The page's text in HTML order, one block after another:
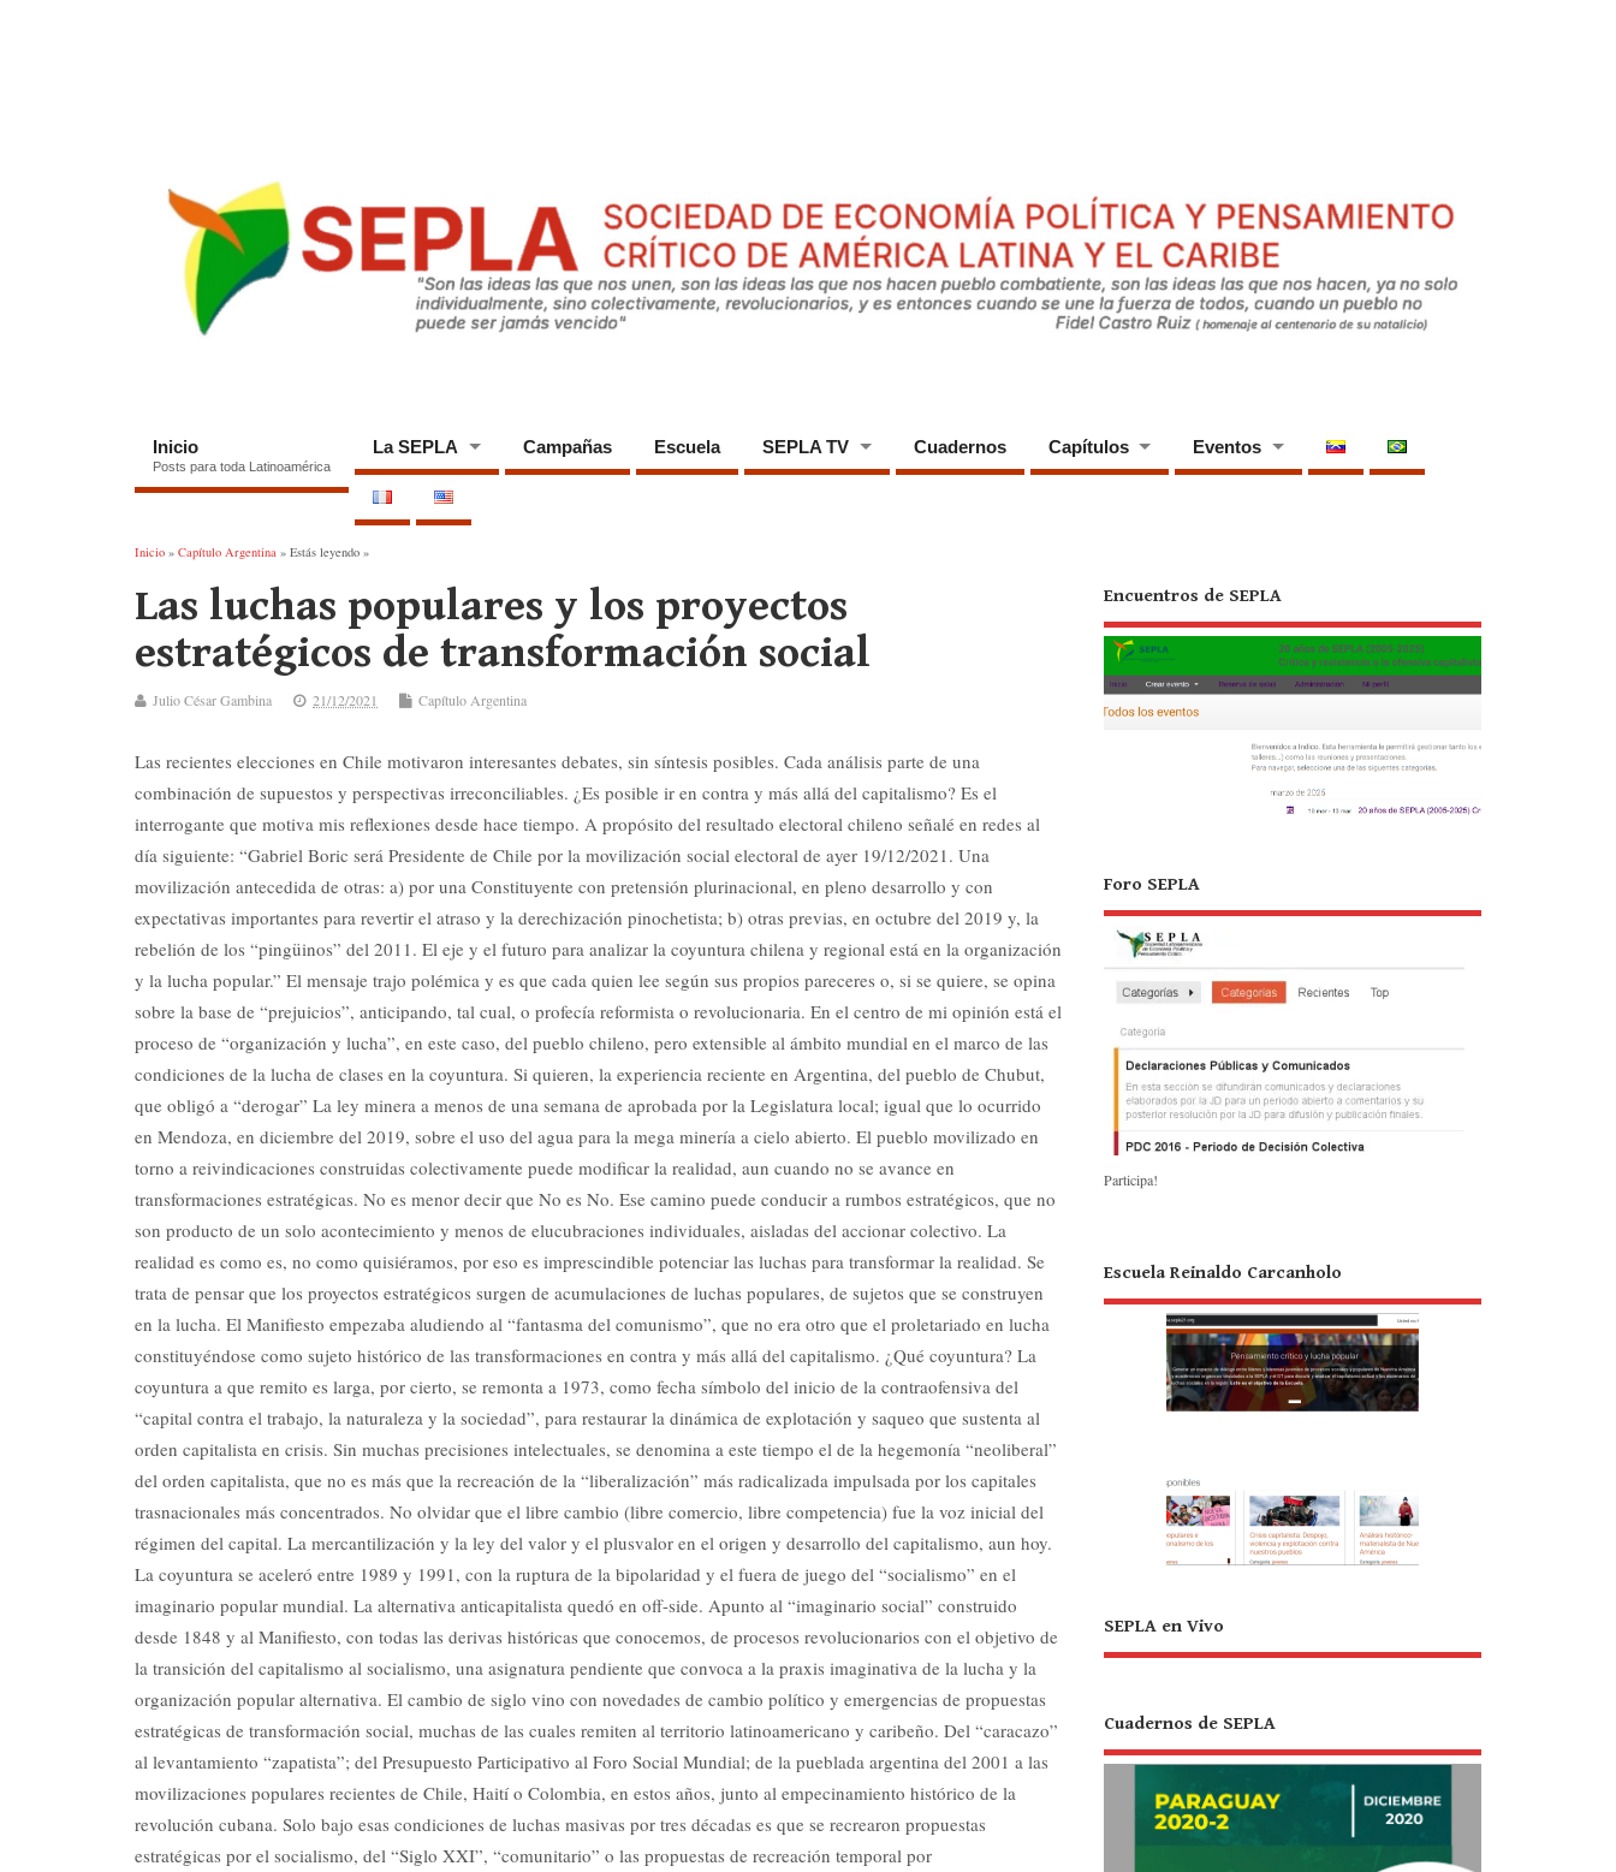
Inicio
Posts para toda Latinoamérica
La SEPLA Campañas Escuela SEPLA TV Cuadernos Capítulos Eventos
Inicio » Capítulo Argentina » Estás leyendo »
Las luchas populares y los proyectos
estratégicos de transformación social
Julio César Gambina 21/12/2021 Capítulo Argentina
Las recientes elecciones en Chile motivaron interesantes debates, sin síntesis posibles. Cada análisis parte de una
combinación de supuestos y perspectivas irreconciliables. ¿Es posible ir en contra y más allá del capitalismo? Es el
interrogante que motiva mis reflexiones desde hace tiempo. A propósito del resultado electoral chileno señalé en redes al
día siguiente: “Gabriel Boric será Presidente de Chile por la movilización social electoral de ayer 19/12/2021. Una
movilización antecedida de otras: a) por una Constituyente con pretensión plurinacional, en pleno desarrollo y con
expectativas importantes para revertir el atraso y la derechización pinochetista; b) otras previas, en octubre del 2019 y, la
rebelión de los “pingüinos” del 2011. El eje y el futuro para analizar la coyuntura chilena y regional está en la organización
y la lucha popular.” El mensaje trajo polémica y es que cada quien lee según sus propios pareceres o, si se quiere, se opina
sobre la base de “prejuicios”, anticipando, tal cual, o profecía reformista o revolucionaria. En el centro de mi opinión está el
proceso de “organización y lucha”, en este caso, del pueblo chileno, pero extensible al ámbito mundial en el marco de las
condiciones de la lucha de clases en la coyuntura. Si quieren, la experiencia reciente en Argentina, del pueblo de Chubut,
que obligó a “derogar” La ley minera a menos de una semana de aprobada por la Legislatura local; igual que lo ocurrido
en Mendoza, en diciembre del 2019, sobre el uso del agua para la mega minería a cielo abierto. El pueblo movilizado en
torno a reivindicaciones construidas colectivamente puede modificar la realidad, aun cuando no se avance en
transformaciones estratégicas. No es menor decir que No es No. Ese camino puede conducir a rumbos estratégicos, que no
son producto de un solo acontecimiento y menos de elucubraciones individuales, aisladas del accionar colectivo. La
realidad es como es, no como quisiéramos, por eso es imprescindible potenciar las luchas para transformar la realidad. Se
trata de pensar que los proyectos estratégicos surgen de acumulaciones de luchas populares, de sujetos que se construyen
en la lucha. El Manifiesto empezaba aludiendo al “fantasma del comunismo”, que no era otro que el proletariado en lucha
constituyéndose como sujeto histórico de las transformaciones en contra y más allá del capitalismo. ¿Qué coyuntura? La
coyuntura a que remito es larga, por cierto, se remonta a 1973, como fecha símbolo del inicio de la contraofensiva del
“capital contra el trabajo, la naturaleza y la sociedad”, para restaurar la dinámica de explotación y saqueo que sustenta al
orden capitalista en crisis. Sin muchas precisiones intelectuales, se denomina a este tiempo el de la hegemonía “neoliberal”
del orden capitalista, que no es más que la recreación de la “liberalización” más radicalizada impulsada por los capitales
trasnacionales más concentrados. No olvidar que el libre cambio (libre comercio, libre competencia) fue la voz inicial del
régimen del capital. La mercantilización y la ley del valor y el plusvalor en el origen y desarrollo del capitalismo, aun hoy.
La coyuntura se aceleró entre 1989 y 1991, con la ruptura de la bipolaridad y el fuera de juego del “socialismo” en el
imaginario popular mundial. La alternativa anticapitalista quedó en off-side. Apunto al “imaginario social” construido
desde 1848 y al Manifiesto, con todas las derivas históricas que conocemos, de procesos revolucionarios con el objetivo de
la transición del capitalismo al socialismo, una asignatura pendiente que convoca a la praxis imaginativa de la lucha y la
organización popular alternativa. El cambio de siglo vino con novedades de cambio político y emergencias de propuestas
estratégicas de transformación social, muchas de las cuales remiten al territorio latinoamericano y caribeño. Del “caracazo”
al levantamiento “zapatista”; del Presupuesto Participativo al Foro Social Mundial; de la pueblada argentina del 2001 a las
movilizaciones populares recientes de Chile, Haití o Colombia, en estos años, junto al empecinamiento histórico de la
revolución cubana. Solo bajo esas condiciones de luchas masivas por tres décadas es que se recrearon propuestas
estratégicas por el socialismo, del “Siglo XXI”, “comunitario” o las propuestas de recreación temporal por
Encuentros de SEPLA
Foro SEPLA
Participa!
Escuela Reinaldo Carcanholo
SEPLA en Vivo
Cuadernos de SEPLA